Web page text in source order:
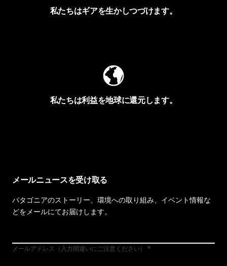
私たちはギアを生かしつづけます。
私たちは利益を地球に還元します。
メールニュースを受け取る
パタゴニアのストーリー、環境への取り組み、イベント情報な
どをメールにてお届けします。
メールアドレス（入力間違いにご注意ください）